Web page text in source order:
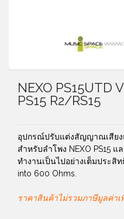
NEXO PS15UTD
PS15 R2/RS15
อุปกรณ์ปรับแต่งสัญญาณเสียง
สำหรับลำโพง NEXO PS15 แ
ทำงานเป็นไปอย่างเต็มประสิ
into 600 Ohms.
ราคาสินค้าไม่รวมภาษีมูลค่าเ